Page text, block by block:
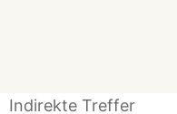
Indirekte Treffer